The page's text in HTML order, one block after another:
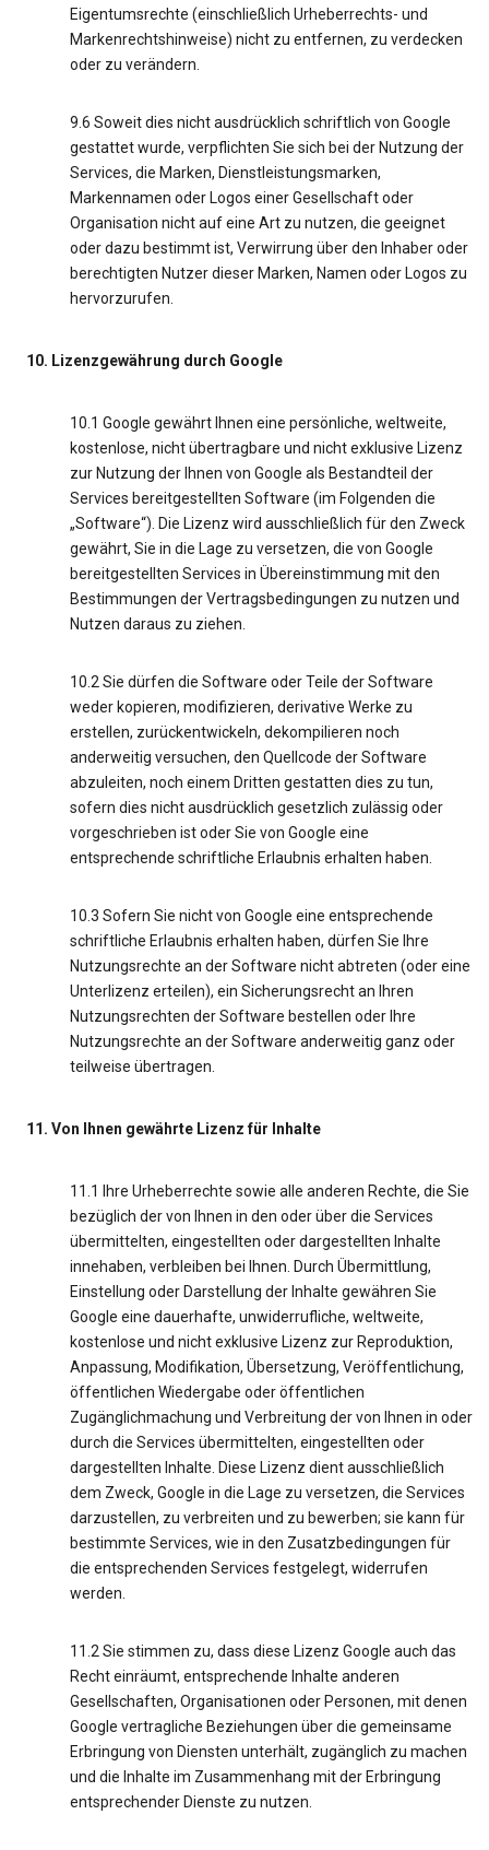
Eigentumsrechte (einschließlich Urheberrechts- und
Markenrechtshinweise) nicht zu entfernen, zu verdecken
oder zu verändern.
9.6 Soweit dies nicht ausdrücklich schriftlich von Google
gestattet wurde, verpflichten Sie sich bei der Nutzung der
Services, die Marken, Dienstleistungsmarken,
Markennamen oder Logos einer Gesellschaft oder
Organisation nicht auf eine Art zu nutzen, die geeignet
oder dazu bestimmt ist, Verwirrung über den Inhaber oder
berechtigten Nutzer dieser Marken, Namen oder Logos zu
hervorzurufen.
10. Lizenzgewährung durch Google
10.1 Google gewährt Ihnen eine persönliche, weltweite,
kostenlose, nicht übertragbare und nicht exklusive Lizenz
zur Nutzung der Ihnen von Google als Bestandteil der
Services bereitgestellten Software (im Folgenden die
„Software“). Die Lizenz wird ausschließlich für den Zweck
gewährt, Sie in die Lage zu versetzen, die von Google
bereitgestellten Services in Übereinstimmung mit den
Bestimmungen der Vertragsbedingungen zu nutzen und
Nutzen daraus zu ziehen.
10.2 Sie dürfen die Software oder Teile der Software
weder kopieren, modifizieren, derivative Werke zu
erstellen, zurückentwickeln, dekompilieren noch
anderweitig versuchen, den Quellcode der Software
abzuleiten, noch einem Dritten gestatten dies zu tun,
sofern dies nicht ausdrücklich gesetzlich zulässig oder
vorgeschrieben ist oder Sie von Google eine
entsprechende schriftliche Erlaubnis erhalten haben.
10.3 Sofern Sie nicht von Google eine entsprechende
schriftliche Erlaubnis erhalten haben, dürfen Sie Ihre
Nutzungsrechte an der Software nicht abtreten (oder eine
Unterlizenz erteilen), ein Sicherungsrecht an Ihren
Nutzungsrechten der Software bestellen oder Ihre
Nutzungsrechte an der Software anderweitig ganz oder
teilweise übertragen.
11. Von Ihnen gewährte Lizenz für Inhalte
11.1 Ihre Urheberrechte sowie alle anderen Rechte, die Sie
bezüglich der von Ihnen in den oder über die Services
übermittelten, eingestellten oder dargestellten Inhalte
innehaben, verbleiben bei Ihnen. Durch Übermittlung,
Einstellung oder Darstellung der Inhalte gewähren Sie
Google eine dauerhafte, unwiderrufliche, weltweite,
kostenlose und nicht exklusive Lizenz zur Reproduktion,
Anpassung, Modifikation, Übersetzung, Veröffentlichung,
öffentlichen Wiedergabe oder öffentlichen
Zugänglichmachung und Verbreitung der von Ihnen in oder
durch die Services übermittelten, eingestellten oder
dargestellten Inhalte. Diese Lizenz dient ausschließlich
dem Zweck, Google in die Lage zu versetzen, die Services
darzustellen, zu verbreiten und zu bewerben; sie kann für
bestimmte Services, wie in den Zusatzbedingungen für
die entsprechenden Services festgelegt, widerrufen
werden.
11.2 Sie stimmen zu, dass diese Lizenz Google auch das
Recht einräumt, entsprechende Inhalte anderen
Gesellschaften, Organisationen oder Personen, mit denen
Google vertragliche Beziehungen über die gemeinsame
Erbringung von Diensten unterhält, zugänglich zu machen
und die Inhalte im Zusammenhang mit der Erbringung
entsprechender Dienste zu nutzen.